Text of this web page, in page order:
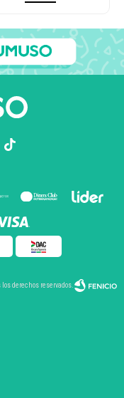
derechos reservados.